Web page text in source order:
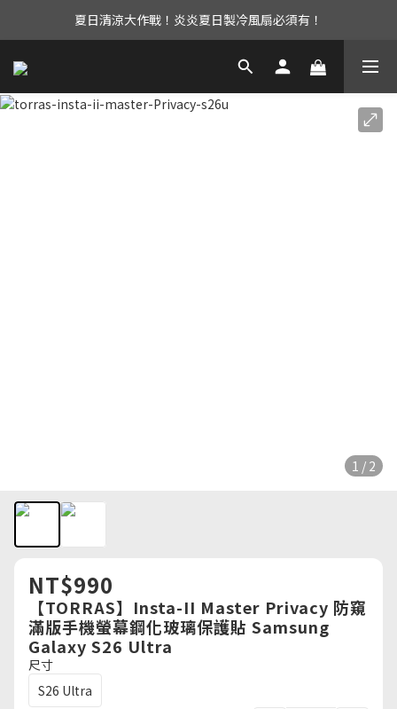
UAG iPhone17 全系列 88折優惠中！
夏日清涼大作戰！炎炎夏日製冷風扇必須有！
立即加入會員享有免運優惠！還有購物金可以領取唷！
UAG iPhone17 全系列 88折優惠中！
1 / 2
NT$990
【TORRAS】Insta-II Master Privacy 防窺
滿版手機螢幕鋼化玻璃保護貼 Samsung
Galaxy S26 Ultra
尺寸
S26 Ultra